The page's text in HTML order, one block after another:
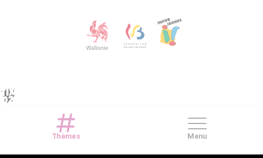
Thèmes Menu